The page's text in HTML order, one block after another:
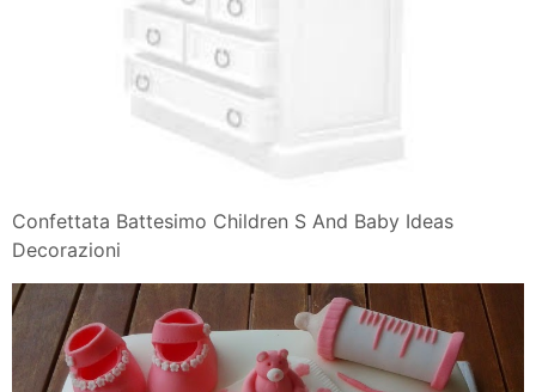
Confettata Battesimo Children S And Baby Ideas
Decorazioni